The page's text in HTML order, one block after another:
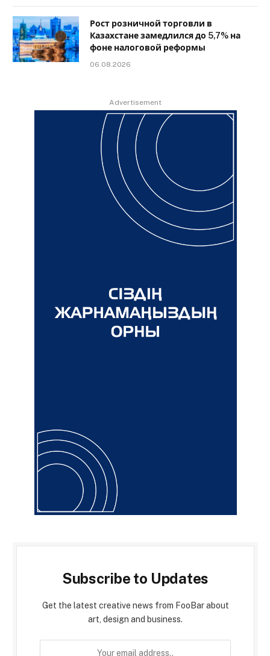
Рост розничной торговли в
Казахстане замедлился до 5,7% на
фоне налоговой реформы
06.08.2026
Advertisement
Subscribe to Updates
Get the latest creative news from FooBar about
art, design and business.